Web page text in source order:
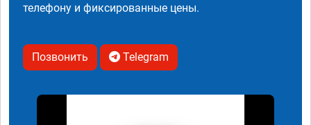
телефону и фиксированные цены.
Позвонить Telegram